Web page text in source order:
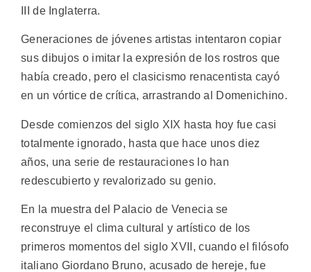
III de Inglaterra.
Generaciones de jóvenes artistas intentaron copiar
sus dibujos o imitar la expresión de los rostros que
había creado, pero el clasicismo renacentista cayó
en un vórtice de crítica, arrastrando al Domenichino.
Desde comienzos del siglo XIX hasta hoy fue casi
totalmente ignorado, hasta que hace unos diez
años, una serie de restauraciones lo han
redescubierto y revalorizado su genio.
En la muestra del Palacio de Venecia se
reconstruye el clima cultural y artístico de los
primeros momentos del siglo XVII, cuando el filósofo
italiano Giordano Bruno, acusado de hereje, fue